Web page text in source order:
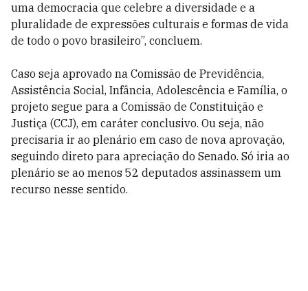
uma democracia que celebre a diversidade e a
pluralidade de expressões culturais e formas de vida
de todo o povo brasileiro”, concluem.
Caso seja aprovado na Comissão de Previdência,
Assistência Social, Infância, Adolescência e Família, o
projeto segue para a Comissão de Constituição e
Justiça (CCJ), em caráter conclusivo. Ou seja, não
precisaria ir ao plenário em caso de nova aprovação,
seguindo direto para apreciação do Senado. Só iria ao
plenário se ao menos 52 deputados assinassem um
recurso nesse sentido.